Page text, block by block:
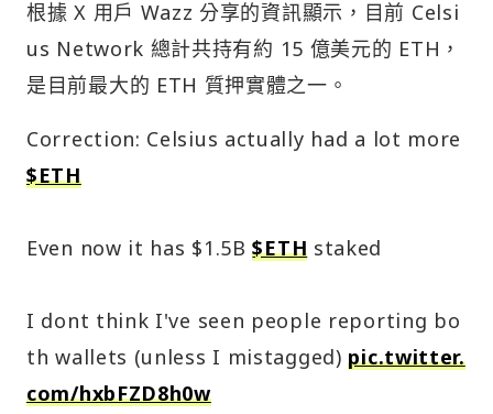
根據 X 用戶 Wazz 分享的資訊顯示，目前 Celsi
us Network 總計共持有約 15 億美元的 ETH，
是目前最大的 ETH 質押實體之一。
Correction: Celsius actually had a lot more
$ETH
Even now it has $1.5B$ETH staked
I dont think I've seen people reporting bo
th wallets (unless I mistagged)pic.twitter.
com/hxbFZD8h0w